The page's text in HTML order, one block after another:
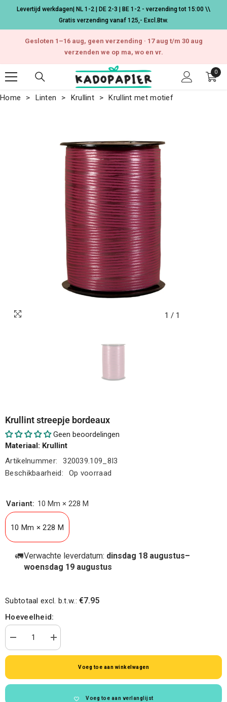
Levertijd werkdagen| NL 1-2 | DE 2-3 | BE 1-2 - verzending tot 15:00 \\
Gratis verzending vanaf 125,- Excl.Btw.
Gesloten 1–16 aug, geen verzending · 17 aug t/m 30 aug
verzenden we op ma, wo en vr.
0
0
Home Linten Krullint Krullint met motief
1 / 1
Krullint streepje bordeaux
Geen beoordelingen
Materiaal: Krullint
Artikelnummer:
320039.109_8I3
Beschikbaarheid:
Op voorraad
Variant: 10 Mm × 228 M
10 Mm × 228 M
🚛 Verwachte leverdatum: dinsdag 18 augustus–
woensdag 19 augustus
Subtotaal excl. b.t.w.:€7.95
Hoeveelheid:
verminderen
voor
bordeaux
Verhoog
de
hoeveelheid
streepje
bordeaux
Voeg toe aan winkelwagen
Voeg toe aan verlanglijst